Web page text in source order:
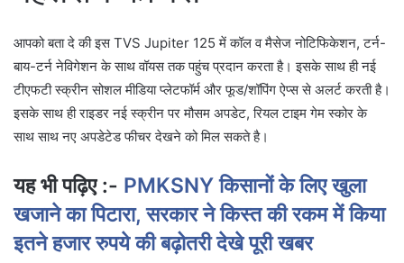
आपको बता दे की इस TVS Jupiter 125 में कॉल व मैसेज नोटिफिकेशन, टर्न-
बाय-टर्न नेविगेशन के साथ वॉयस तक पहुंच प्रदान करता है। इसके साथ ही नई
टीएफटी स्क्रीन सोशल मीडिया प्लेटफॉर्म और फूड/शॉपिंग ऐप्स से अलर्ट करती है।
इसके साथ ही राइडर नई स्क्रीन पर मौसम अपडेट, रियल टाइम गेम स्कोर के
साथ साथ नए अपडेटेड फीचर देखने को मिल सकते है।
यह भी पढ़िए :- PMKSNY किसानों के लिए खुला
खजाने का पिटारा, सरकार ने किस्त की रकम में किया
इतने हजार रुपये की बढ़ोतरी देखे पूरी खबर